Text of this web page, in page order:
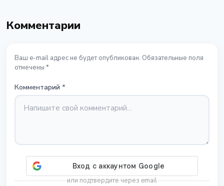
Комментарии
Ваш e-mail адрес не будет опубликован. Обязательные поля
отмечены *
Комментарий *
или подтвердите через email